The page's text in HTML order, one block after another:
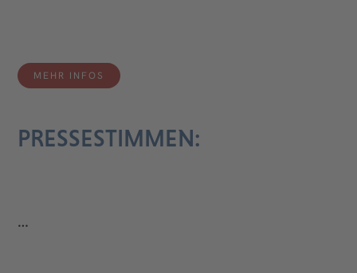
MEHR INFOS
PRESSESTIMMEN:
…